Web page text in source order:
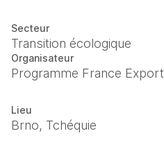
Secteur
Transition écologique
Organisateur
Programme France Export
Lieu
Brno, Tchéquie